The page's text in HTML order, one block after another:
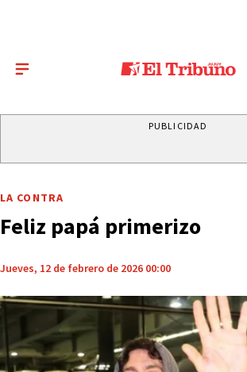
PUBLICIDAD
LA CONTRA
Feliz papá primerizo
Jueves, 12 de febrero de 2026 00:00